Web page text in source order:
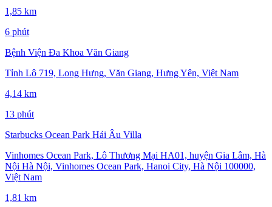
1,85 km
6 phút
Bệnh Viện Đa Khoa Văn Giang
Tỉnh Lộ 719, Long Hưng, Văn Giang, Hưng Yên, Việt Nam
4,14 km
13 phút
Starbucks Ocean Park Hải Âu Villa
Vinhomes Ocean Park, Lô Thương Mại HA01, huyện Gia Lâm, Hà
Nội Hà Nội, Vinhomes Ocean Park, Hanoi City, Hà Nội 100000,
Việt Nam
1,81 km